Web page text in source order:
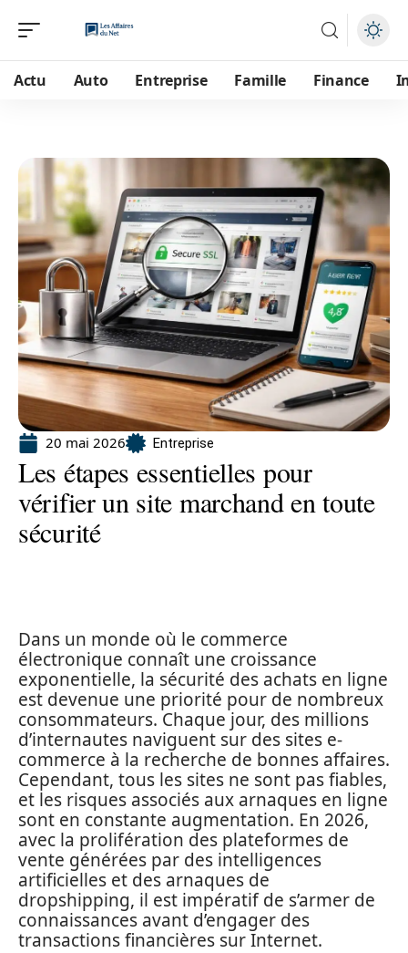
Actu Auto Entreprise Famille Finance
20 mai 2026 Entreprise
Les étapes essentielles pour
vérifier un site marchand en toute
sécurité
Dans un monde où le commerce
électronique connaît une croissance
exponentielle, la sécurité des achats en ligne
est devenue une priorité pour de nombreux
consommateurs. Chaque jour, des millions
d’internautes naviguent sur des sites e-
commerce à la recherche de bonnes affaires.
Cependant, tous les sites ne sont pas fiables,
et les risques associés aux arnaques en ligne
sont en constante augmentation. En 2026,
avec la prolifération des plateformes de
vente générées par des intelligences
artificielles et des arnaques de
dropshipping, il est impératif de s’armer de
connaissances avant d’engager des
transactions financières sur Internet.